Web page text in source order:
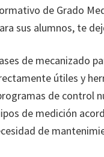
de Grado
sus alumnos, te
de mecanizado
útiles y
de control
de medición
de